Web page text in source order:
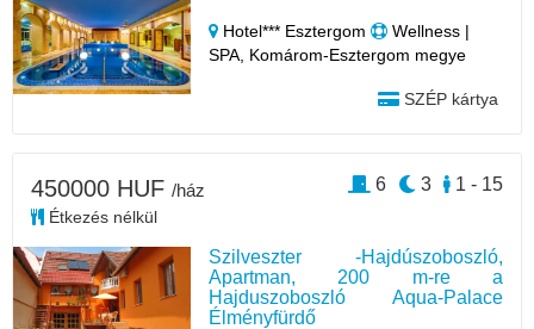
Hotel*** Esztergom
Wellness |
SPA, Komárom-Esztergom megye
SZÉP kártya
Szilveszter -Hajdúszoboszló,
Apartman, 200 m-re a
Hajduszoboszló Aqua-Palace
Élményfürdő
450000 HUF /ház
Étkezés nélkül
1 - 15
3
6